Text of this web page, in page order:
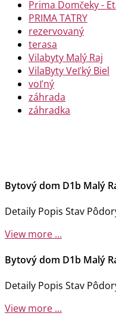
Prima Domčeky -
PRIMA TATRY
rezervovaný
terasa
Vilabyty Malý Raj
VilaByty Veľký Biel
voľný
záhrada
záhradka
Bytový dom D1b Malý
Detaily Popis Stav
View more ...
Bytový dom D1b Malý
Detaily Popis Stav
View more ...